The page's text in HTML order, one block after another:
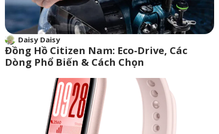
Daisy Daisy
Đồng Hồ Citizen Nam: Eco-Drive, Các
Dòng Phổ Biến & Cách Chọn